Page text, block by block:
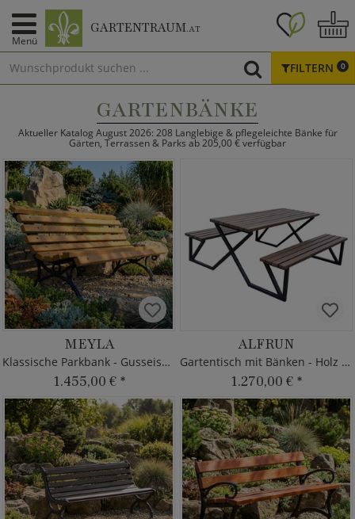
Menü
GARTENTRAUM.AT
FILTERN 0
GARTENBÄNKE
Aktueller Katalog August 2026: 208 Langlebige & pflegeleichte Bänke für
Gärten, Terrassen & Parks ab 205,00 € verfügbar
MEYLA
Klassische Parkbank - Gusseisen & Holz
1.455,00 € *
ALFRUN
Gartentisch mit Bänken - Holz & Metall
1.270,00 € *